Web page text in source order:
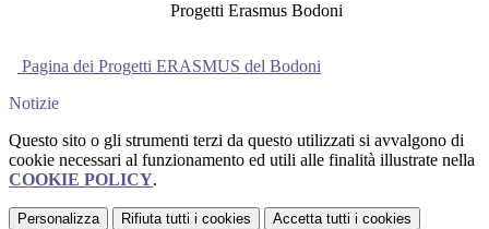
Progetti Erasmus Bodoni
Pagina dei Progetti ERASMUS del Bodoni
Notizie
Questo sito o gli strumenti terzi da questo utilizzati si avvalgono di
cookie necessari al funzionamento ed utili alle finalità illustrate nella
COOKIE POLICY.
Personalizza Rifiuta tutti i cookies Accetta tutti i cookies